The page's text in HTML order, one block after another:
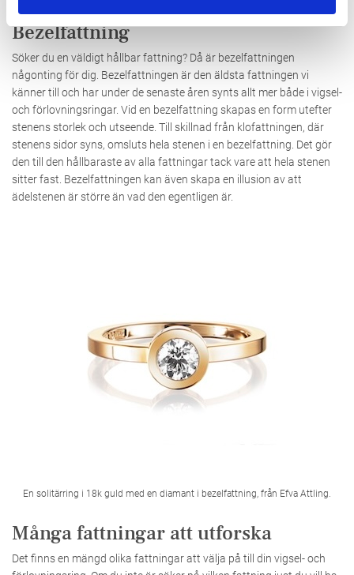
Bezelfattning
Söker du en väldigt hållbar fattning? Då är bezelfattningen
någonting för dig. Bezelfattningen är den äldsta fattningen vi
känner till och har under de senaste åren synts allt mer både i vigsel-
och förlovningsringar. Vid en bezelfattning skapas en form utefter
stenens storlek och utseende. Till skillnad från klofattningen, där
stenens sidor syns, omsluts hela stenen i en bezelfattning. Det gör
den till den hållbaraste av alla fattningar tack vare att hela stenen
sitter fast. Bezelfattningen kan även skapa en illusion av att
ädelstenen är större än vad den egentligen är.
En solitärring i 18k guld med en diamant i bezelfattning, från Efva Attling.
Många fattningar att utforska
Det finns en mängd olika fattningar att välja på till din vigsel- och